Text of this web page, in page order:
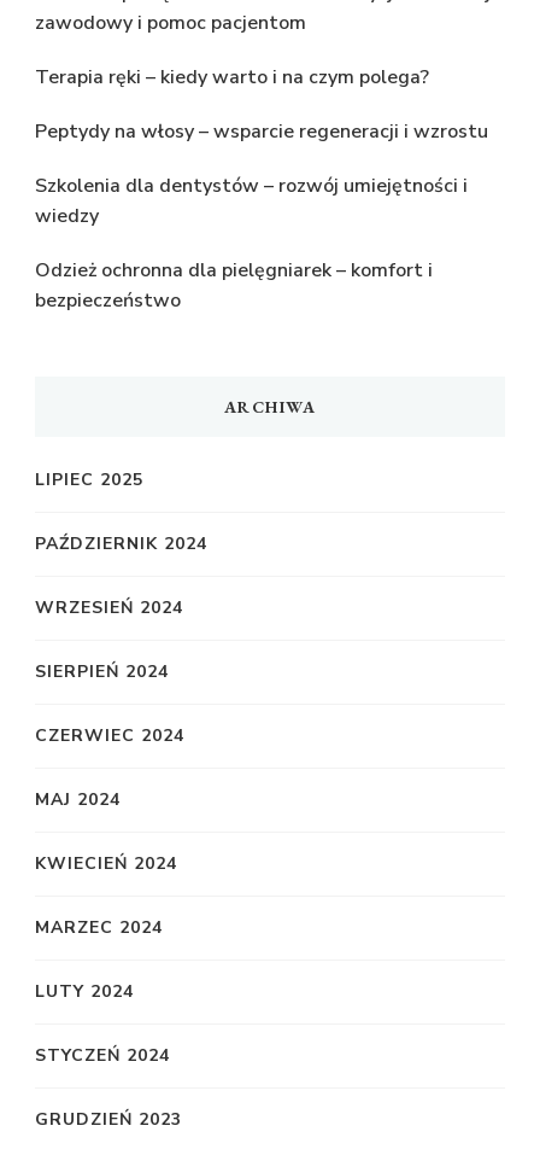
zawodowy i pomoc pacjentom
Terapia ręki – kiedy warto i na czym polega?
Peptydy na włosy – wsparcie regeneracji i wzrostu
Szkolenia dla dentystów – rozwój umiejętności i
wiedzy
Odzież ochronna dla pielęgniarek – komfort i
bezpieczeństwo
ARCHIWA
LIPIEC 2025
PAŹDZIERNIK 2024
WRZESIEŃ 2024
SIERPIEŃ 2024
CZERWIEC 2024
MAJ 2024
KWIECIEŃ 2024
MARZEC 2024
LUTY 2024
STYCZEŃ 2024
GRUDZIEŃ 2023